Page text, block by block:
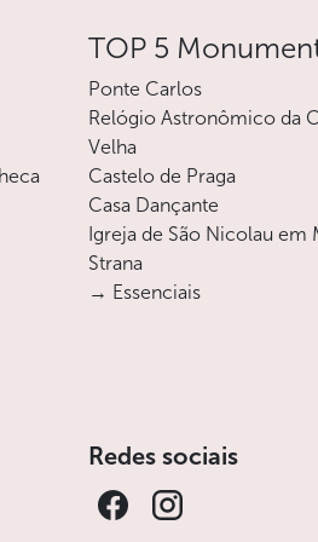
TOP 5
Ponte Carlos
Relógio Astronômico da
Velha
Castelo de Praga
Casa Dançante
Igreja de São Nicolau em
Strana
→ Essenciais
Redes sociais